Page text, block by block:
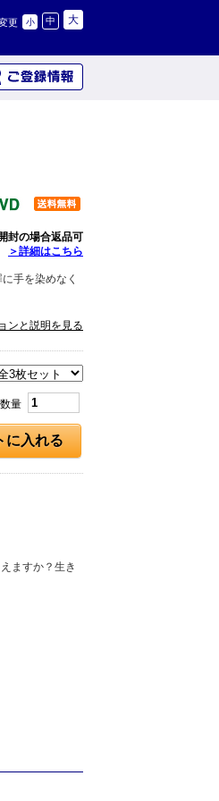
更 小 中 大
封の場合返品可
＞詳細はこちら
手を染めなく
ンと説明を見る
数量
に入れる
ますか？生き